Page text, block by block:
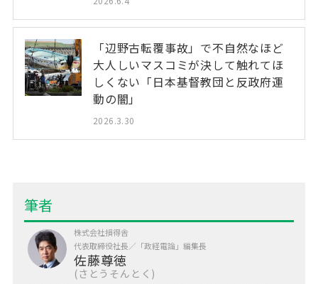
「辺野古転覆事故」で不自然なほど
大人しいマスコミが決して触れてほ
しくない「日本基督教団と反政府運
動の闇」
2026.3.30
株式会社損得舎
代表取締役社長／「政経電論」編集長
佐藤尊徳
さとうそんとく